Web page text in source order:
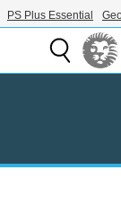
PS Plus Essential